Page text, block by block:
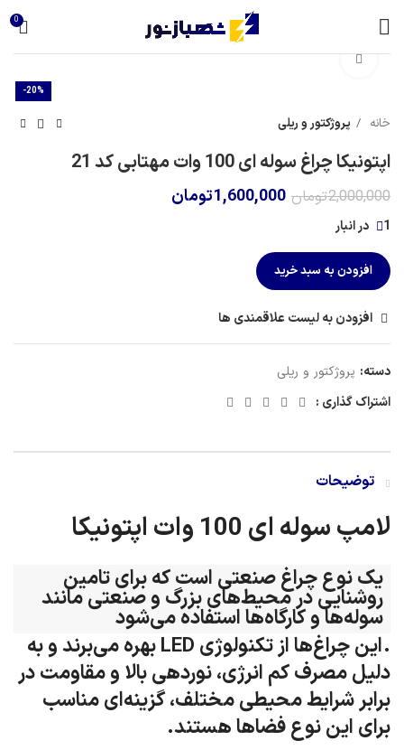
0
-20%
برای بزرگنمایی کلیک کنید
خانه پروژکتور و ریلی
اپتونیکا چراغ سوله ای 100 وات مهتابی کد 21
2,000,000تومان 1,600,000تومان
1 در انبار
افزودن به سبد خرید
افزودن به لیست علاقمندی ها
دسته: پروژکتور و ریلی
اشتراک گذاری :
توضیحات
لامپ سوله ای 100 وات اپتونیکا
یک نوع چراغ صنعتی است که برای تامین
روشنایی در محیط‌های بزرگ و صنعتی مانند
سوله‌ها و کارگاه‌ها استفاده می‌شود
.
این چراغ‌ها از تکنولوژی LED بهره می‌برند و به
دلیل مصرف کم انرژی، نوردهی بالا و مقاومت در
برابر شرایط محیطی مختلف، گزینه‌ای مناسب
برای این نوع فضاها هستند.